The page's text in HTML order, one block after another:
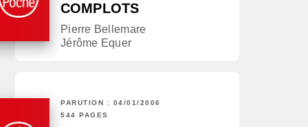
COMPLOTS
Pierre Bellemare
Jérôme Equer
PARUTION : 04/01/2006
544 PAGES